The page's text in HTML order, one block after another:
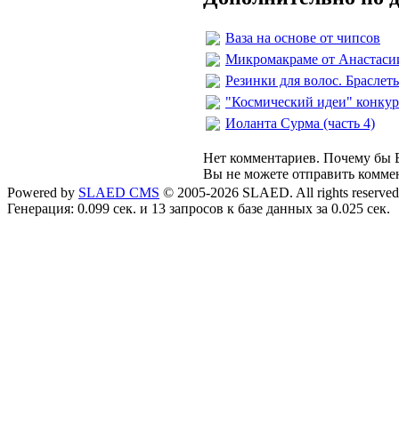
Ваза на основе от чипсов
Микромакраме от
Резинки для волос.
"Космический идеи"
Иоланта Сурма (часть 4)
Нет комментариев. Почему бы
Вы не можете отправить
Powered by SLAED CMS © 2005-2026 SLAED. All rights
Генерация: 0.099 сек. и 13 запросов к базе данных за 0.025 сек.